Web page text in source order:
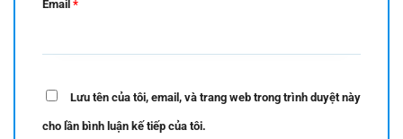
Email *
Lưu tên của tôi, email, và trang web trong trình duyệt này
cho lần bình luận kế tiếp của tôi.